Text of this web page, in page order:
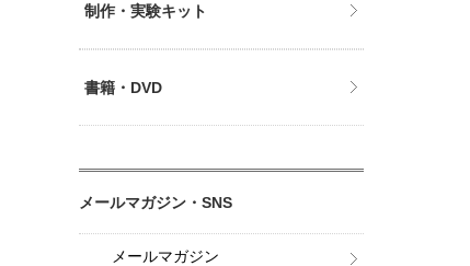
制作・実験キット
書籍・DVD
メールマガジン・SNS
メールマガジン